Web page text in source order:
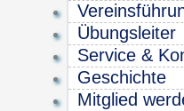
Übungsleiter
Service &
Geschichte
Mitglied